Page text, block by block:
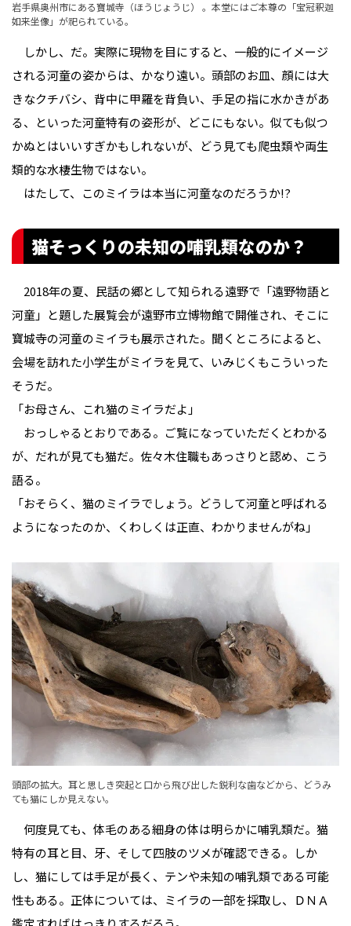
岩手県奥州市にある寶城寺（ほうじょうじ） 。本堂にはご本尊の「宝冠釈迦
如来坐像」が祀られている。
しかし、だ。実際に現物を目にすると、一般的にイメージ
される河童の姿からは、かなり遠い。頭部のお皿、顔には大
きなクチバシ、背中に甲羅を背負い、手足の指に水かきがあ
る、といった河童特有の姿形が、どこにもない。似ても似つ
かぬとはいいすぎかもしれないが、どう見ても爬虫類や両生
類的な水棲生物ではない。
はたして、このミイラは本当に河童なのだろうか!?
猫そっくりの未知の哺乳類なのか？
2018年の夏、民話の郷として知られる遠野で「遠野物語と
河童」と題した展覧会が遠野市立博物館で開催され、そこに
寶城寺の河童のミイラも展示された。聞くところによると、
会場を訪れた小学生がミイラを見て、いみじくもこういった
そうだ。
「お母さん、これ猫のミイラだよ」
おっしゃるとおりである。ご覧になっていただくとわかる
が、だれが見ても猫だ。佐々木住職もあっさりと認め、こう
語る。
「おそらく、猫のミイラでしょう。どうして河童と呼ばれる
ようになったのか、くわしくは正直、わかりませんがね」
頭部の拡大。耳と思しき突起と口から飛び出した鋭利な歯などから、どうみ
ても猫にしか見えない。
何度見ても、体毛のある細身の体は明らかに哺乳類だ。猫
特有の耳と目、牙、そして四肢のツメが確認できる。しか
し、猫にしては手足が長く、テンや未知の哺乳類である可能
性もある。正体については、ミイラの一部を採取し、ＤＮＡ